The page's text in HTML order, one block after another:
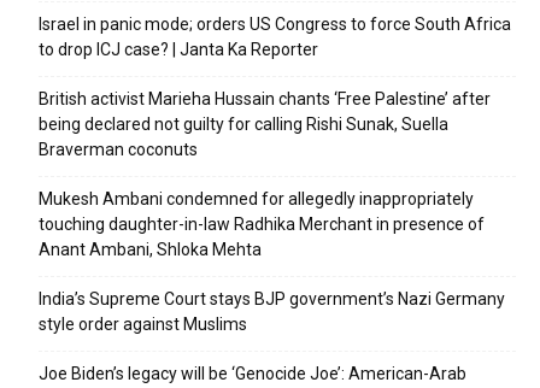
Israel in panic mode; orders US Congress to force South Africa
to drop ICJ case? | Janta Ka Reporter
British activist Marieha Hussain chants ‘Free Palestine’ after
being declared not guilty for calling Rishi Sunak, Suella
Braverman coconuts
Mukesh Ambani condemned for allegedly inappropriately
touching daughter-in-law Radhika Merchant in presence of
Anant Ambani, Shloka Mehta
India’s Supreme Court stays BJP government’s Nazi Germany
style order against Muslims
Joe Biden’s legacy will be ‘Genocide Joe’: American-Arab